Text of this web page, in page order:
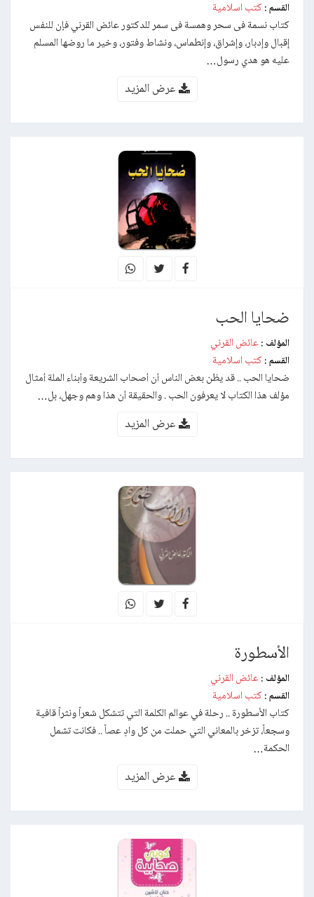
القسم : كتب اسلامية
كتاب نسمة فى سحر وهمسة فى سمر للدكتور عائض القرني فإن للنفس
إقبال وإدبار، وإشراق، وإنطماس، ونشاط وفتور، وخير ما روضها المسلم
عليه هو هدي رسول…
عرض المزيد
ضحايا الحب
المؤلف : عائض القرني
القسم : كتب اسلامية
ضحايا الحب .. قد يظن بعض الناس أن أصحاب الشريعة وأبناء الملة أمثال
مؤلف هذا الكتاب لا يعرفون الحب . والحقيقة أن هذا وهم وجهل، بل…
عرض المزيد
الأسطورة
المؤلف : عائض القرني
القسم : كتب اسلامية
كتاب الأسطورة .. رحلة في عوالم الكلمة التي تتشكل شعراً ونثراً قافية
وسجعاً، تزخر بالمعاني التي حملت من كل وادٍ عصاً .. فكانت تشمل
الحكمة…
عرض المزيد